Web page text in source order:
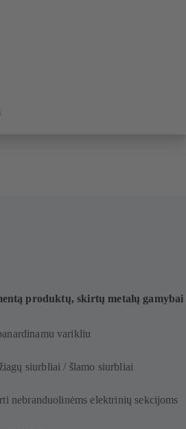
produktų, skirtų metalų gamybai
varikliu
siurbliai / šlamo siurbliai
nebranduolinėms elektrinių sekcijoms